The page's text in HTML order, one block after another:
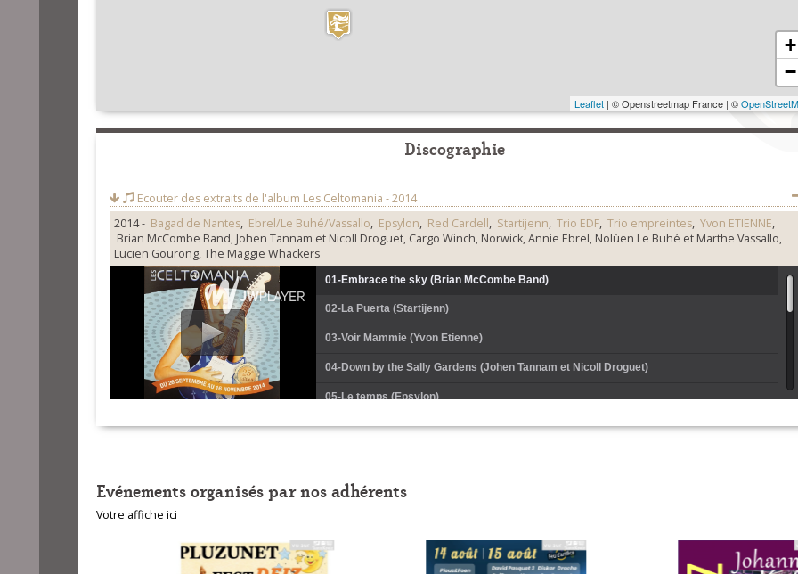
+
−
Leaflet| © Openstreetmap France | ©
Discographie
Ecouter des extraits de l'album Les Celtomania - 2014
2014 - Bagad de Nantes, Ebrel/Le Buhé/Vassallo, Epsylon, Red Cardell, Startijenn, Trio EDF, Trio empreintes, Yvon ETIENNE,
Brian McCombe Band, Johen Tannam et Nicoll Droguet, Cargo Winch, Norwick, Annie Ebrel, Nolùen Le Buhé et Marthe Vassallo,
Lucien Gourong, The Maggie Whackers
01-Embrace the sky (Brian McCombe Band)
02-La Puerta (Startijenn)
03-Voir Mammie (Yvon Etienne)
04-Down by the Sally Gardens (Johen Tannam et Nicoll Droguet)
05-Le temps (Epsylon)
06-Plinn ton simple (Bagad de Nantes)
08-Dans le porc de Pouldreuzic (Cargo Winch)
10-Herring song (Norwick)
Evénements organisés par nos adhérents
Votre affiche ici